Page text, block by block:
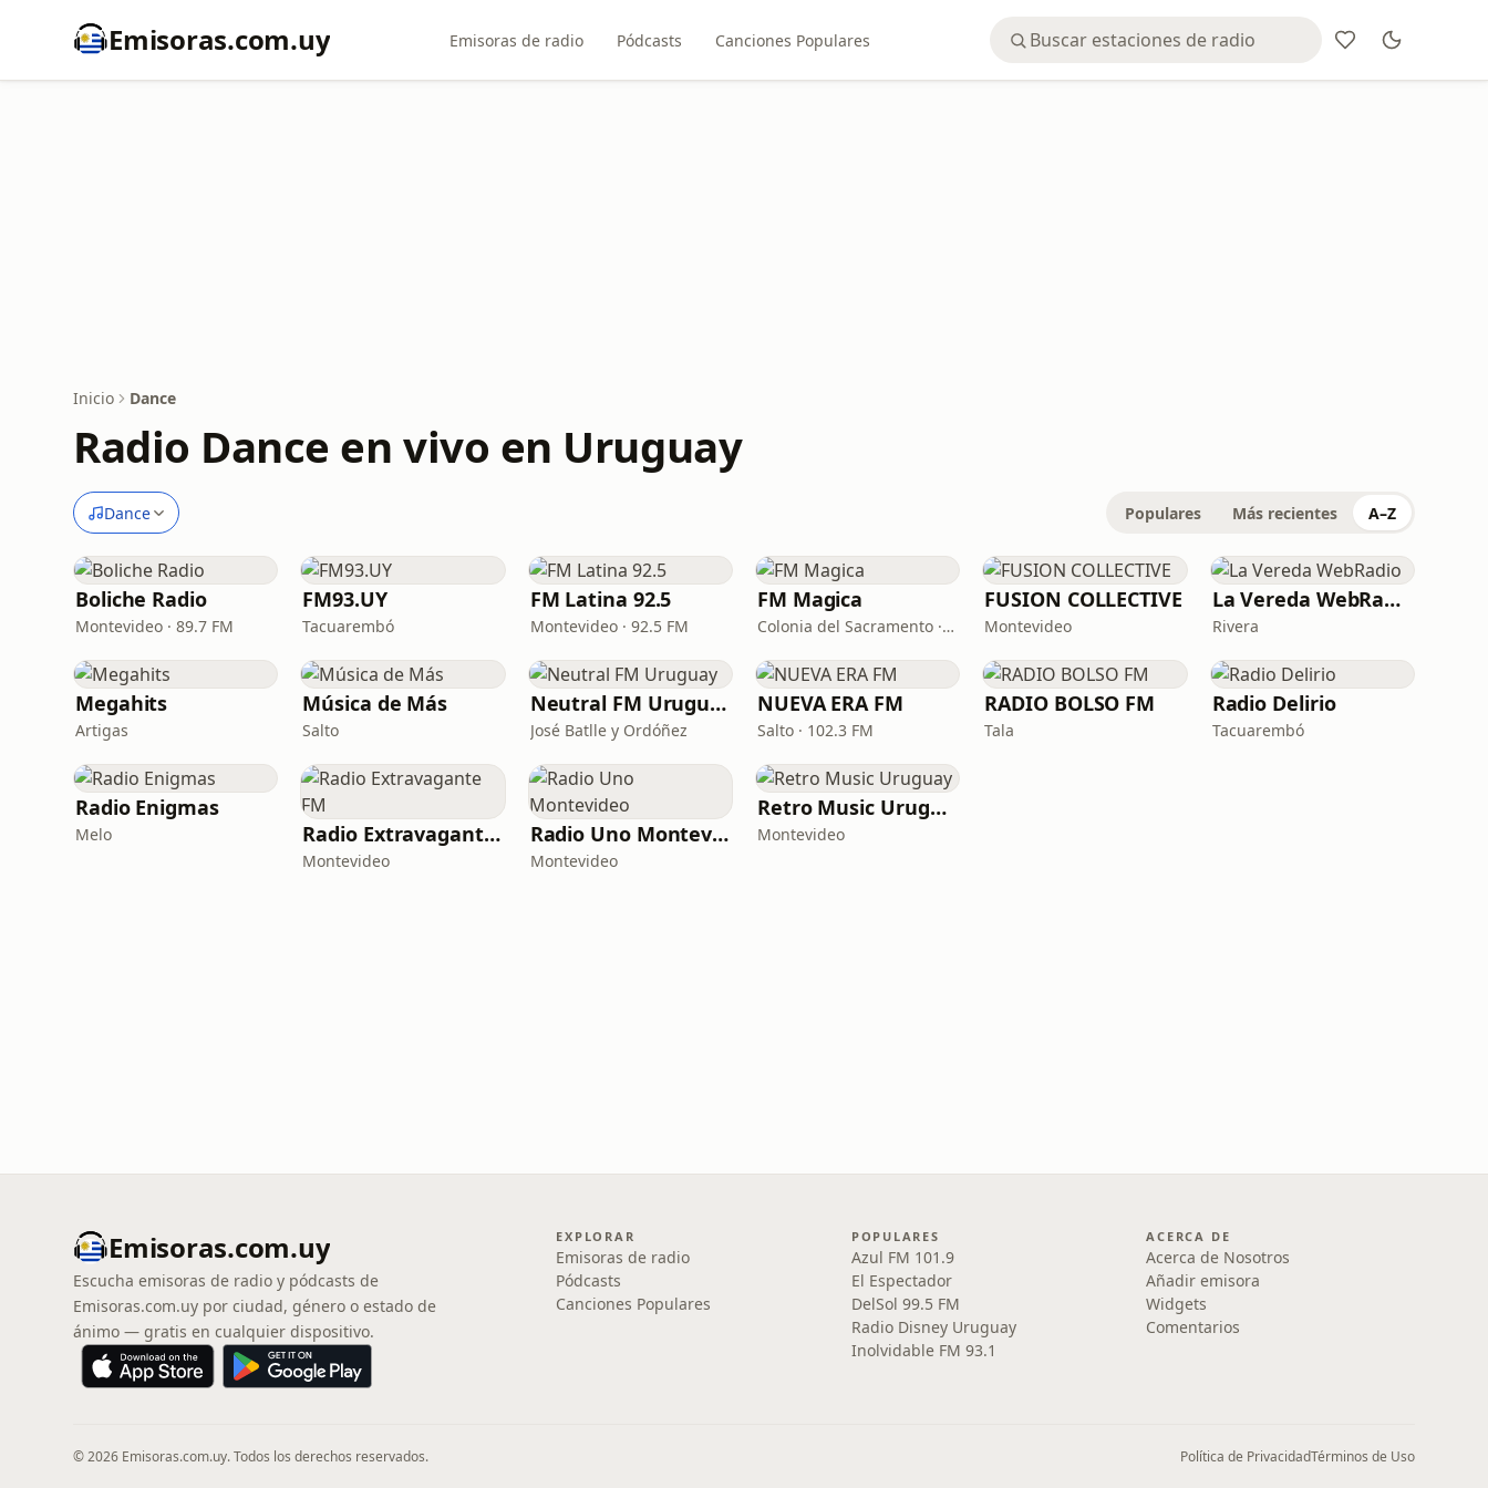
Emisoras.com.uy Emisoras de radio Pódcasts Canciones Populares
Inicio Dance
Radio Dance en vivo en Uruguay
Dance Populares Más recientes A–Z
Boliche Radio
Montevideo · 89.7 FM
FM93.UY
Tacuarembó
FM Latina 92.5
Montevideo · 92.5 FM
FM Magica
Colonia del Sacramento · 93.5 FM
FUSION COLLECTIVE
Montevideo
La Vereda WebRadio
Rivera
Megahits
Artigas
Música de Más
Salto
Neutral FM Uruguay
José Batlle y Ordóñez
NUEVA ERA FM
Salto · 102.3 FM
RADIO BOLSO FM
Tala
Radio Delirio
Tacuarembó
Radio Enigmas
Melo Radio Extravagante FM
Montevideo
Radio Uno Montevideo
Montevideo
Retro Music Uruguay
Montevideo
Emisoras.com.uy
Escucha emisoras de radio y pódcasts de
Emisoras.com.uy por ciudad, género o estado de
ánimo — gratis en cualquier dispositivo.
EXPLORAR
Emisoras de radio
Pódcasts
Canciones Populares
POPULARES
Azul FM 101.9
El Espectador
DelSol 99.5 FM
Radio Disney Uruguay
Inolvidable FM 93.1
ACERCA DE
Acerca de Nosotros
Añadir emisora
Widgets
Comentarios
© 2026 Emisoras.com.uy. Todos los derechos reservados. Política de PrivacidadTérminos de Uso